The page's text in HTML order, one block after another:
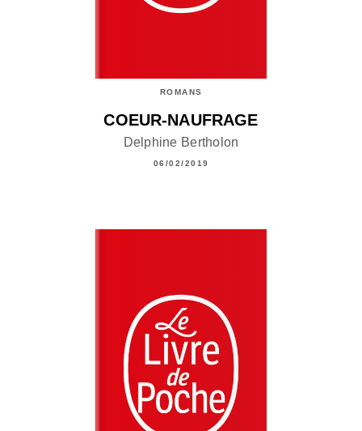
ROMANS
COEUR-NAUFRAGE
Delphine Bertholon
06/02/2019